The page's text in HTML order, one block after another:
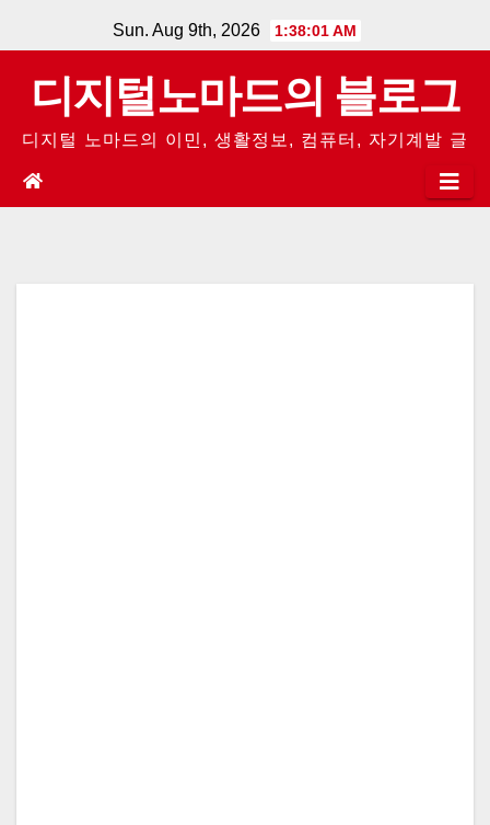
to
content
Sun. Aug 9th, 2026 1:38:01 AM
디지털노마드의 블로그
디지털 노마드의 이민, 생활정보, 컴퓨터, 자기계발 글